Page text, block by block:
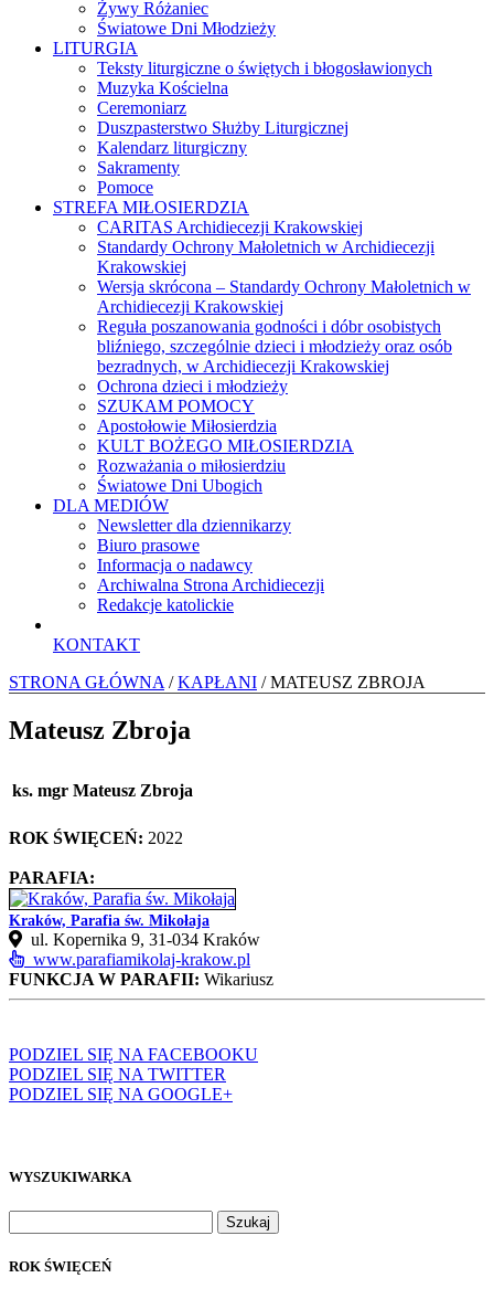
Żywy Różaniec
Światowe Dni Młodzieży
LITURGIA
Teksty liturgiczne o świętych i błogosławionych
Muzyka Kościelna
Ceremoniarz
Duszpasterstwo Służby Liturgicznej
Kalendarz liturgiczny
Sakramenty
Pomoce
STREFA MIŁOSIERDZIA
CARITAS Archidiecezji Krakowskiej
Standardy Ochrony Małoletnich w Archidiecezji
Krakowskiej
Wersja skrócona – Standardy Ochrony Małoletnich w
Archidiecezji Krakowskiej
Reguła poszanowania godności i dóbr osobistych
bliźniego, szczególnie dzieci i młodzieży oraz osób
bezradnych, w Archidiecezji Krakowskiej
Ochrona dzieci i młodzieży
SZUKAM POMOCY
Apostołowie Miłosierdzia
KULT BOŻEGO MIŁOSIERDZIA
Rozważania o miłosierdziu
Światowe Dni Ubogich
DLA MEDIÓW
Newsletter dla dziennikarzy
Biuro prasowe
Informacja o nadawcy
Archiwalna Strona Archidiecezji
Redakcje katolickie
KONTAKT
STRONA GŁÓWNA /KAPŁANI / MATEUSZ ZBROJA
Mateusz Zbroja
ks. mgr Mateusz Zbroja
ROK ŚWIĘCEŃ: 2022
PARAFIA:
Kraków, Parafia św. Mikołaja
ul. Kopernika 9, 31-034 Kraków
www.parafiamikolaj-krakow.pl
FUNKCJA W PARAFII: Wikariusz
PODZIEL SIĘ NA FACEBOOKU
PODZIEL SIĘ NA TWITTER
PODZIEL SIĘ NA GOOGLE+
WYSZUKIWARKA
ROK ŚWIĘCEŃ